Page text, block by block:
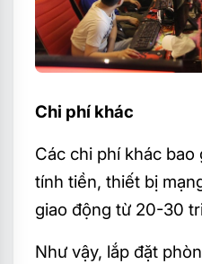
Chi phí khác
Các chi phí khác bao
tính tiền, thiết bị
giao động từ 20-30
Như vậy, lắp đặt